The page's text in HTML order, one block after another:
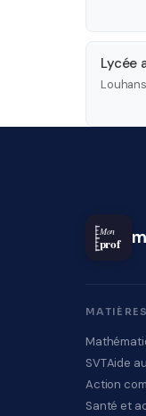
Lycée
Louhans
Mon
prof
MATIÈRES
SVTAide
Action
Santé et